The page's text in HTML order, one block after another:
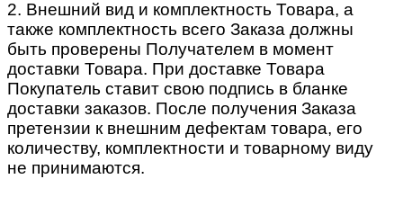
2. Внешний вид и комплектность Товара, а
также комплектность всего Заказа должны
быть проверены Получателем в момент
доставки Товара. При доставке Товара
Покупатель ставит свою подпись в бланке
доставки заказов. После получения Заказа
претензии к внешним дефектам товара, его
количеству, комплектности и товарному виду
не принимаются.